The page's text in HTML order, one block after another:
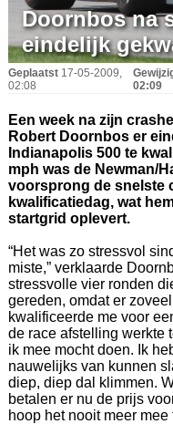
Indy 500
English
Doornbos na
eindelijk
Geplaatst 17-05-2009,
02:08
02:09
Een week na zijn
Robert Doornbos er
Indianapolis 500 te
mph was de Newman/
voorsprong de snelste
kwalificatiedag, wat
startgrid oplevert.
“Het was zo stressvol
miste,” verklaarde
stressvolle vier ronden
gereden, omdat er
kwalificeerde me voor
de race afstelling werkte
ik mee mocht doen. Ik
nauwelijks van kunnen
diep, diep dal klimmen.
betalen er nu de prijs
hoop het nooit meer mee